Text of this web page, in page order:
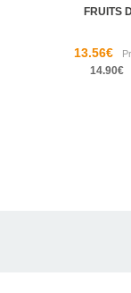
FRUITS
13.56€
14.90€